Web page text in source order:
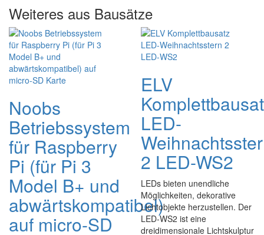
Weiteres aus Bausätze
Noobs
Betriebssystem
für Raspberry
Pi (für Pi 3
Model B+ und
abwärtskompatibel)
auf micro-SD
ELV
LED-
2 LED-WS2
LEDs bieten unendliche
Möglichkeiten, dekorative
Lichtobjekte herzustellen. Der
LED-WS2 ist eine
dreidimensionale Lichtskulptur